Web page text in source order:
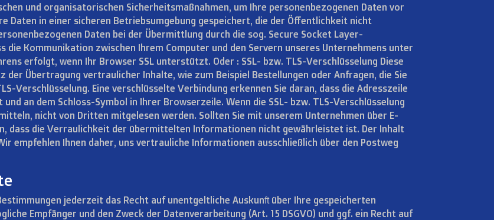
und organisatorischen Sicherheitsmaßnahmen, um Ihre personenbezogenen Daten vor
Daten in einer sicheren Betriebsumgebung gespeichert, die der Öffentlichkeit nicht
Daten bei der Übermittlung durch die sog. Secure Socket Layer-
die Kommunikation zwischen Ihrem Computer und den Servern unseres Unternehmens unter
erfolgt, wenn Ihr Browser SSL unterstützt. Oder : SSL- bzw. TLS-Verschlüsselung Diese
der Übertragung vertraulicher Inhalte, wie zum Beispiel Bestellungen oder Anfragen, die Sie
Verschlüsselung. Eine verschlüsselte Verbindung erkennen Sie daran, dass die Adresszeile
an dem Schloss-Symbol in Ihrer Browserzeile. Wenn die SSL- bzw. TLS-Verschlüsselung
nicht von Dritten mitgelesen werden. Sollten Sie mit unserem Unternehmen über E-
dass die Verraulichkeit der übermittelten Informationen nicht gewährleistet ist. Der Inhalt
empfehlen Ihnen daher, uns vertrauliche Informationen ausschließlich über den Postweg
jederzeit das Recht auf unentgeltliche Auskunft über Ihre gespeicherten
Empfänger und den Zweck der Datenverarbeitung (Art. 15 DSGVO) und ggf. ein Recht auf